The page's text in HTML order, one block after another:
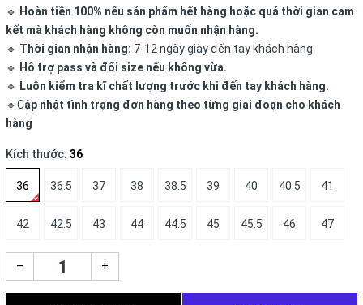
🔹 Hoàn tiền 100% nếu sản phẩm hết hàng hoặc quá thời gian cam
kết mà khách hàng không còn muốn nhận hàng.
🔹 Thời gian nhận hàng: 7-12 ngày giày đến tay khách hàng
🔹 Hỗ trợ pass và đổi size nếu không vừa.
🔹 Luôn kiểm tra kĩ chất lượng trước khi đến tay khách hàng.
🔹Cập nhật tình trạng đơn hàng theo từng giai đoạn cho khách
hàng
Kích thước: 36
36 36.5 37 38 38.5 39 40 40.5 41
42 42.5 43 44 44.5 45 45.5 46 47
– +